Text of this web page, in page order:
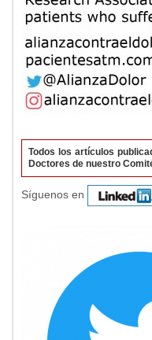
Todos los artículos
Doctores de nuestro
Síguenos en